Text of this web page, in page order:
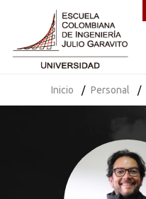
Inicio Personal